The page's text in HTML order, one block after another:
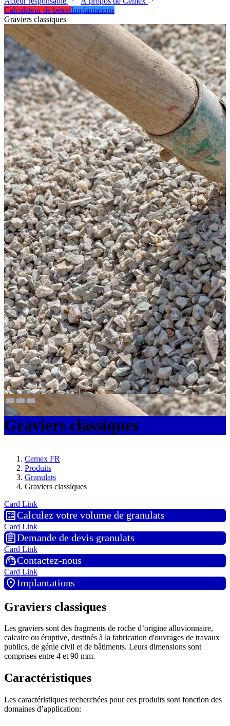
Calculateur de bétonImplantations
Graviers classiques
Graviers classiques
Cemex FR
Produits
Granulats
Graviers classiques
Card Link
calculateCalculez votre volume de granulats
Card Link
assignmentDemande de devis granulats
Card Link
support_agentContactez-nous
Card Link
location_onImplantations
Graviers classiques
Les graviers sont des fragments de roche d’origine alluvionnaire,
calcaire ou éruptive, destinés à la fabrication d'ouvrages de travaux
publics, de génie civil et de bâtiments. Leurs dimensions sont
comprises entre 4 et 90 mm.
Caractéristiques
Les caractéristiques recherchées pour ces produits sont fonction des
domaines d’application: